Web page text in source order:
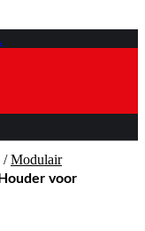
/Modulair
Houder voor